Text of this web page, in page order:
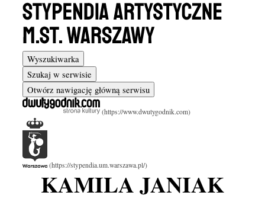
Wyszukiwarka
Szukaj w serwisie
Otwórz nawigację główną serwisu
KAMILA JANIAK